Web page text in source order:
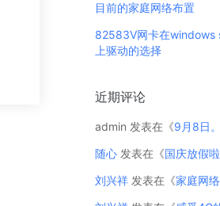
目前的家庭网络布置
82583V网卡在windows
上驱动的选择
近期评论
admin 发表在《9月8日。
随心 发表在《国庆放假
刘兴祥 发表在《家庭网